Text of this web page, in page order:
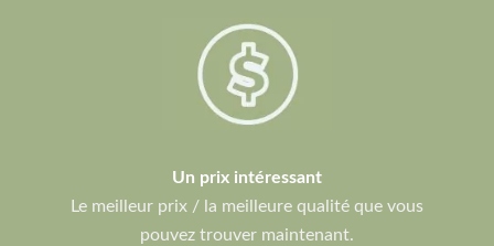
Un prix intéressant
Le meilleur prix / la meilleure qualité que vous
pouvez trouver maintenant.